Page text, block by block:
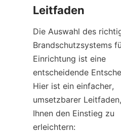
Leitfaden
Die Auswahl des
Brandschutzsystems
Einrichtung ist eine
entscheidende
Hier ist ein einfacher,
umsetzbarer
Ihnen den Einstieg zu
erleichtern: